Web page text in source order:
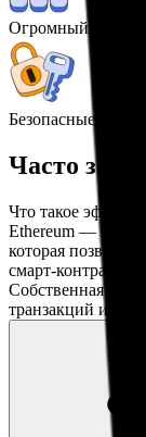
Огромный
Безопасные
Часто
Что такое
Ethereum — это
которая
смарт-контракты
Собственная
транзакций и в